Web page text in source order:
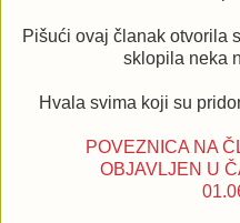
Pišući ovaj članak otvorila
sklopila neka
Hvala svima koji su
POVEZNICA NA
OBJAVLJEN U